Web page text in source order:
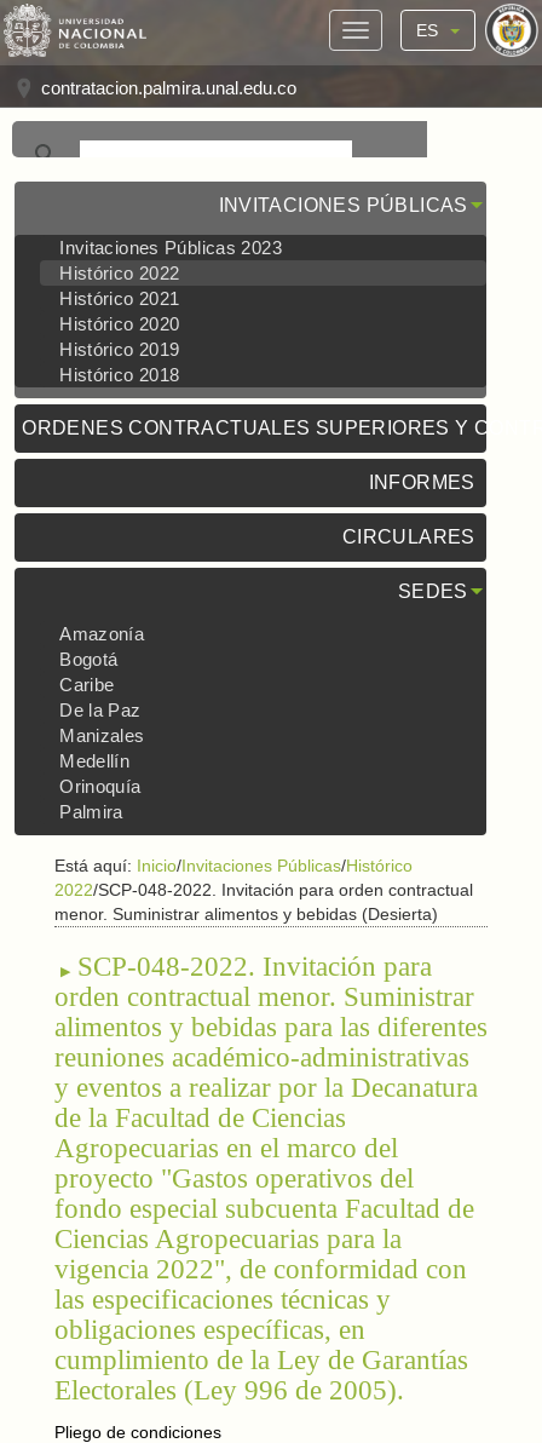
ES
contratacion.palmira.unal.edu.co
INVITACIONES PÚBLICAS
Invitaciones Públicas 2023
Histórico 2022
Histórico 2021
Histórico 2020
Histórico 2019
Histórico 2018
ORDENES CONTRACTUALES SUPERIORES Y
INFORMES
CIRCULARES
SEDES
Amazonía
Bogotá
Caribe
De la Paz
Manizales
Medellín
Orinoquía
Palmira
Está aquí: Inicio/Invitaciones Públicas/Histórico
2022/SCP-048-2022. Invitación para orden contractual
menor. Suministrar alimentos y bebidas (Desierta)
SCP-048-2022. Invitación para
orden contractual menor. Suministrar
alimentos y bebidas para las diferentes
reuniones académico-administrativas
y eventos a realizar por la Decanatura
de la Facultad de Ciencias
Agropecuarias en el marco del
proyecto "Gastos operativos del
fondo especial subcuenta Facultad de
Ciencias Agropecuarias para la
vigencia 2022", de conformidad con
las especificaciones técnicas y
obligaciones específicas, en
cumplimiento de la Ley de Garantías
Electorales (Ley 996 de 2005).
Pliego de condiciones